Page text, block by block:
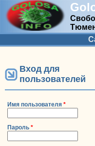
Вход для
пользователей
Имя пользователя *
Пароль *